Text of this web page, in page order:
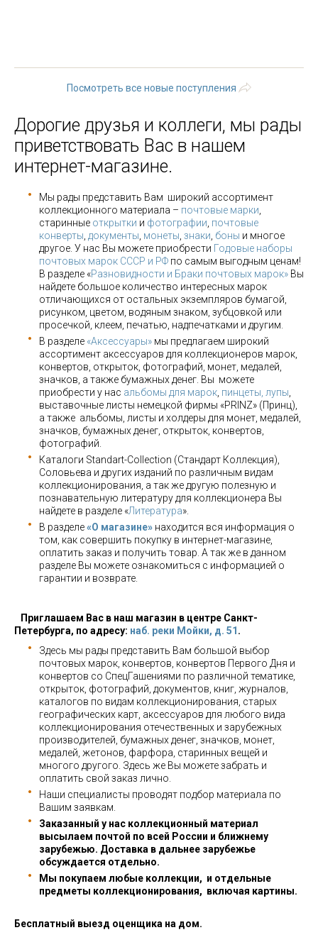
Посмотреть все новые поступления
Дорогие друзья и коллеги, мы рады
приветствовать Вас в нашем
интернет-магазине.
Мы рады представить Вам широкий ассортимент
коллекционного материала – почтовые марки
старинные открытки и фотографии почтовые
конверты документы монеты знаки боны и многое
другое. У нас Вы можете приобрести Годовые наборы
почтовых марок СССР и РФ по самым выгодным ценам!
В разделе «Разновидности и Браки почтовых марок» Вы
найдете большое количество интересных марок
отличающихся от остальных экземпляров бумагой,
рисунком, цветом, водяным знаком, зубцовкой или
просечкой, клеем, печатью, надпечатками и другим.
В разделе «Аксессуары» мы предлагаем широкий
ассортимент аксессуаров для коллекционеров марок,
конвертов, открыток, фотографий, монет, медалей,
значков, а также бумажных денег. Вы можете
приобрести у нас альбомы для марок пинцеты, лупы
выставочные листы немецкой фирмы «PRINZ» (Принц),
а также альбомы, листы и холдеры для монет, медалей,
значков, бумажных денег, открыток, конвертов,
фотографий.
Каталоги Standart-Collection (Стандарт Коллекция),
Соловьева и других изданий по различным видам
коллекционирования, а так же другую полезную и
познавательную литературу для коллекционера Вы
найдете в разделе «Литература».
В разделе«О магазине» находится вся информация о
том, как совершить покупку в интернет-магазине,
оплатить заказ и получить товар. А так же в данном
разделе Вы можете ознакомиться с информацией о
гарантии и возврате.
Приглашаем Вас в наш магазин в центре Санкт-
Петербурга, по адресу: наб. реки Мойки, д. 51 .
Здесь мы рады представить Вам большой выбор
почтовых марок, конвертов, конвертов Первого Дня и
конвертов со СпецГашениями по различной тематике,
открыток, фотографий, документов, книг, журналов,
каталогов по видам коллекционирования, старых
географических карт, аксессуаров для любого вида
коллекционирования отечественных и зарубежных
производителей, бумажных денег, значков, монет,
медалей, жетонов, фарфора, старинных вещей и
многого другого. Здесь же Вы можете забрать и
оплатить свой заказ лично.
Наши специалисты проводят подбор материала по
Вашим заявкам.
Заказанный у нас коллекционный материал
высылаем почтой по всей России и ближнему
зарубежью. Доставка в дальнее зарубежье
обсуждается отдельно.
Мы покупаем любые коллекции, и отдельные
предметы коллекционирования, включая картины.
Бесплатный выезд оценщика на дом.